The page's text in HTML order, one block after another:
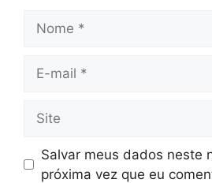
mail
Salvar meus dados neste
próxima vez que eu